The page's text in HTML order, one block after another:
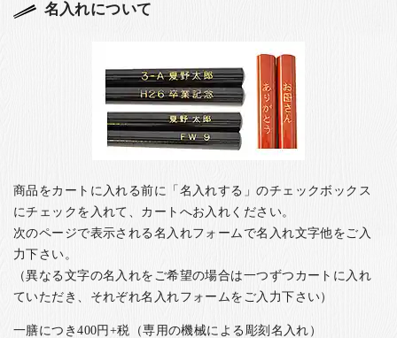
名入れについて
商品をカートに入れる前に「名入れする」のチェックボックス
にチェックを入れて、カートへお入れください。
次のページで表示される名入れフォームで名入れ文字他をご入
力下さい。
（異なる文字の名入れをご希望の場合は一つずつカートに入れ
ていただき、それぞれ名入れフォームをご入力下さい）
一膳につき400円+税（専用の機械による彫刻名入れ）